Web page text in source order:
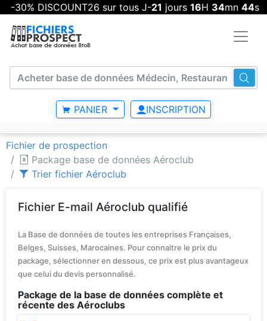
-30% DISCOUNT26 sur tous J-21 jours 16H 34mn 43s
PANIER INSCRIPTION
Fichier de prospection
Package base de données Aéroclub
Trier fichier Aéroclub
Fichier E-mail Aéroclub qualifié
La Base de données de toutes les entreprises Françaises,
Belges, Suisses, Marocaines. Pour connaitre le prix du
package, sélectionner en dessous, ce prix est plus avantageux
que celui du devis personnalisé.
Package de la base de données complète et
récente des Aéroclubs